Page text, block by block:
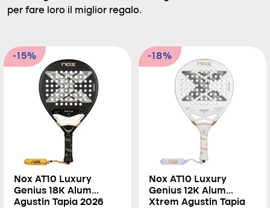
per fare loro il miglior regalo.
-15%
Nox AT10 Luxury
Genius 18K Alum
Agustín Tapia 2026
-18%
Nox AT10 Luxury
Genius 12K Alum
Xtrem Agustín Tapia